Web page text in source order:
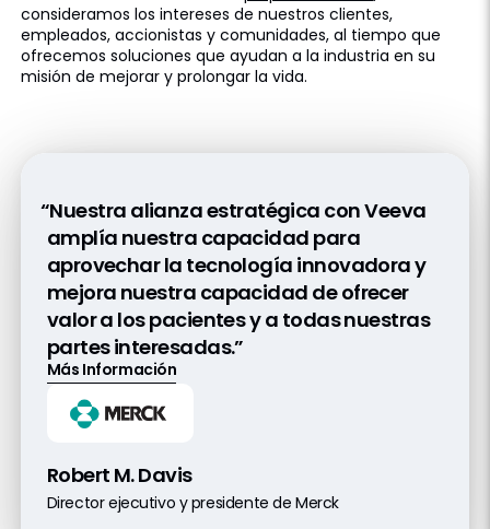
consideramos los intereses de nuestros clientes,
empleados, accionistas y comunidades, al tiempo que
ofrecemos soluciones que ayudan a la industria en su
misión de mejorar y prolongar la vida.
“Nuestra alianza estratégica con Veeva
amplía nuestra capacidad para
aprovechar la tecnología innovadora y
mejora nuestra capacidad de ofrecer
valor a los pacientes y a todas nuestras
partes interesadas.”
Más Información
Robert M. Davis
Director ejecutivo y presidente de Merck